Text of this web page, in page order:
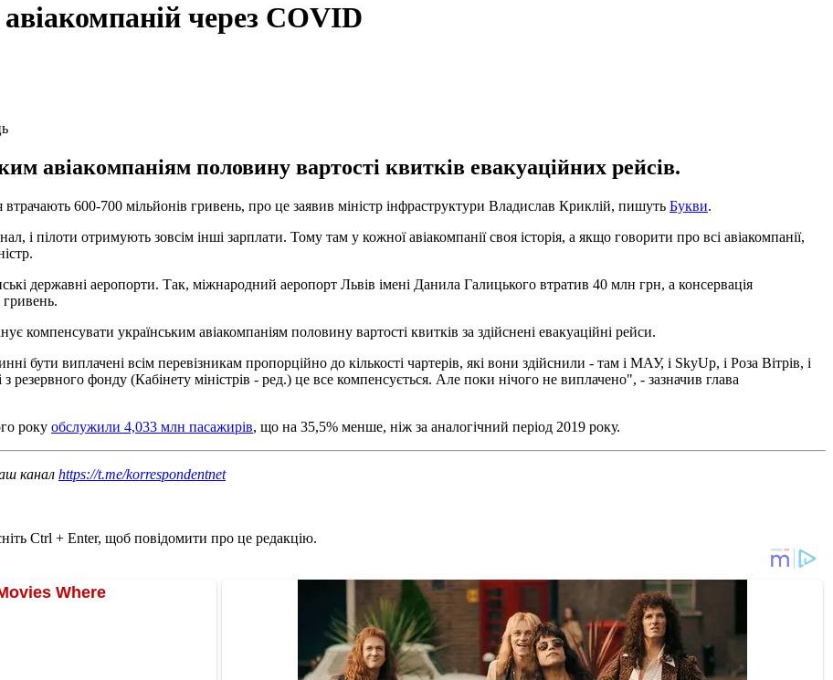
через COVID
авіакомпаніям половину вартості квитків евакуаційних рейсів.
втрачають 600-700 мільйонів гривень, про це заявив міністр інфраструктури Владислав Криклій, пишуть Букви.
і пілоти отримують зовсім інші зарплати. Тому там у кожної авіакомпанії своя історія, а якщо говорити про всі авіакомпанії,
державні аеропорти. Так, міжнародний аеропорт Львів імені Данила Галицького втратив 40 млн грн, а консервація
компенсувати українським авіакомпаніям половину вартості квитків за здійснені евакуаційні рейси.
бути виплачені всім перевізникам пропорційно до кількості чартерів, які вони здійснили - там і МАУ, і SkyUp, і Роза Вітрів, і
фонду (Кабінету міністрів - ред.) це все компенсується. Але поки нічого не виплачено", - зазначив глава
року обслужили 4,033 млн пасажирів, що на 35,5% менше, ніж за аналогічний період 2019 року.
канал https://t.me/korrespondentnet
Ctrl + Enter, щоб повідомити про це редакцію.